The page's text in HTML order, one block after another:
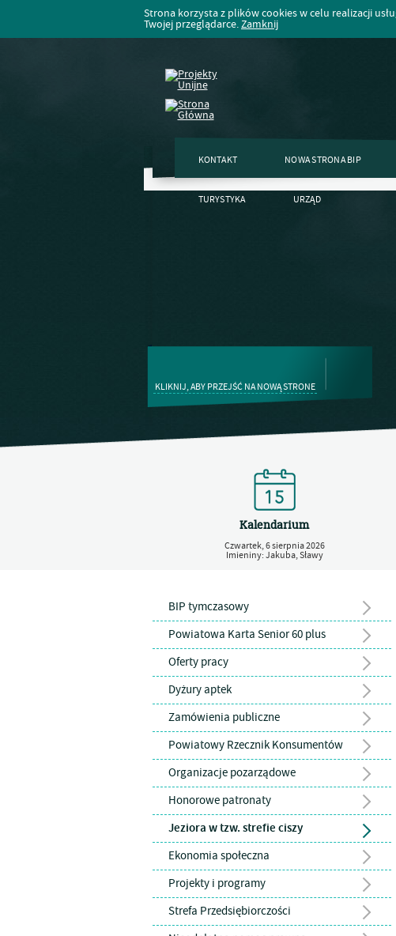
Strona korzysta z plików cookies w celu realizacji
Twojej przeglądarce.Zamknij
KONTAKT NOWA STRONA BIP
TURYSTYKA URZĄD
KLIKNIJ, ABY PRZEJŚĆ NA NOWĄ STRONE
Kalendarium
Czwartek,6sierpnia2026
Imieniny: Jakuba, Sławy
BIP tymczasowy
Powiatowa Karta Senior 60 plus
Oferty pracy
Dyżury aptek
Zamówienia publiczne
Powiatowy Rzecznik Konsumentów
Organizacje pozarządowe
Honorowe patronaty
Jeziora w tzw. strefie ciszy
Ekonomia społeczna
Projekty i programy
Strefa Przedsiębiorczości